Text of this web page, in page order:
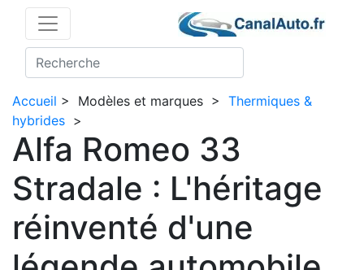
Accueil > Modèles et marques > Thermiques &
hybrides >
Alfa Romeo 33
Stradale : L'héritage
réinventé d'une